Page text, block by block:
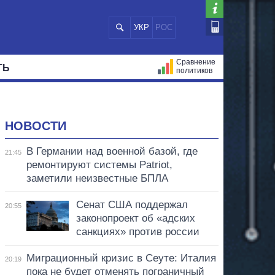
УКР РОС
Сравнение
политиков
НОВОСТИ
21:45
В Германии над военной базой, где
ремонтируют системы Patriot,
заметили неизвестные БПЛА
20:55
Сенат США поддержал
законопроект об «адских
санкциях» против россии
20:19
Миграционный кризис в Сеуте: Италия
пока не будет отменять пограничный